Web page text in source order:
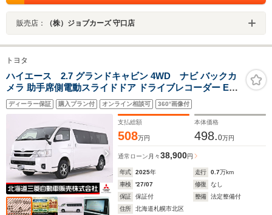
販売店： （株）ジョブカーズ 守口店
トヨタ
ハイエース 2.7 グランドキャビン 4WD ナビ バックカ
メラ 助手席側電動スライドドア ドライブレコーダー ETC
オートマチックハイビーム 横滑り防止装置 衝突被害軽減
ブレーキ
ディーラー保証 購入プラン付 オンライン相談可 360°画像付
支払総額
508万円
本体価格
498.0万円
通常ローン 月々38,900円
年式 2025年 走行 0.7万km
車検
'27/07 修復
なし
保証
保証付 整備
法定整備付
住所
北海道札幌市北区